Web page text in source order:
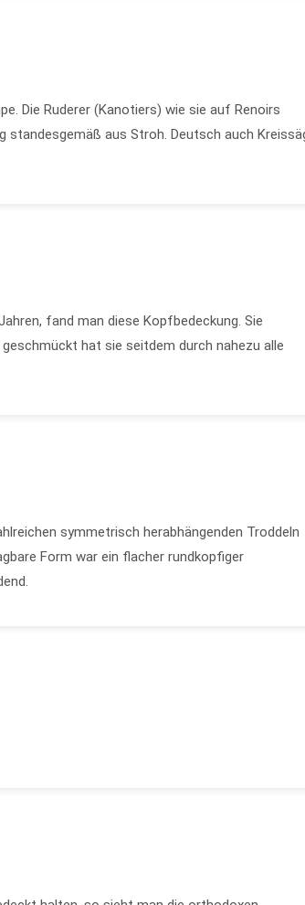
Die Ruderer (Kanotiers) wie sie auf Renoirs
standesgemäß aus Stroh. Deutsch auch
fand man diese Kopfbedeckung. Sie
hat sie seitdem durch nahezu alle
symmetrisch herabhängenden Troddeln
Form war ein flacher rundkopfiger